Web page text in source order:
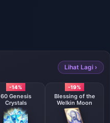
Lihat Lagi ›
-14%
60 Genesis
Crystals
-19%
Blessing of the
Welkin Moon